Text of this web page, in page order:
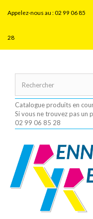
Appelez-nous au :02 99 06 85
28
Catalogue produits en
Si vous ne trouvez pas un
02 99 06 85 28